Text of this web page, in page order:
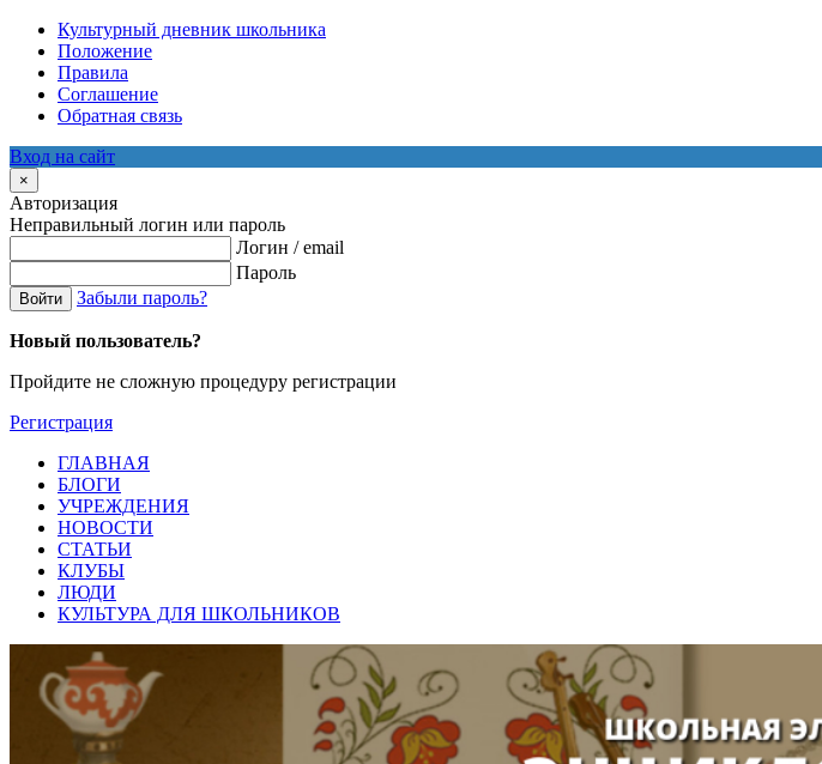
Культурный дневник школьника
Положение
Правила
Соглашение
Обратная связь
Вход на сайт
×
Авторизация
Неправильный логин или пароль
Логин / email
Пароль
Войти Забыли пароль?
Новый пользователь?
Пройдите не сложную процедуру регистрации
Регистрация
ГЛАВНАЯ
БЛОГИ
УЧРЕЖДЕНИЯ
НОВОСТИ
СТАТЬИ
КЛУБЫ
ЛЮДИ
КУЛЬТУРА ДЛЯ ШКОЛЬНИКОВ